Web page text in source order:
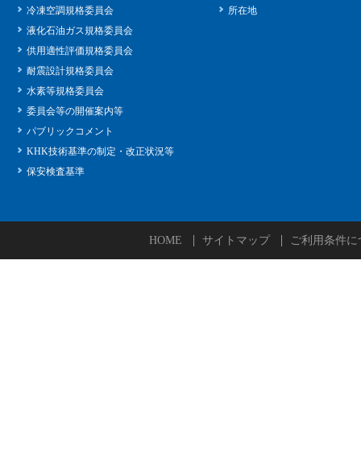
冷凍空調規格委員会
液化石油ガス規格委員会
供用適性評価規格委員会
耐震設計規格委員会
水素等規格委員会
委員会等の開催案内等
パブリックコメント
KHK技術基準の制定・改正状況等
保安検査基準
所在地
HOME サイトマップ ご利用条件に